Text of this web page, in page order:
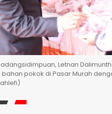
Letnan
pokok di Pasar Murah